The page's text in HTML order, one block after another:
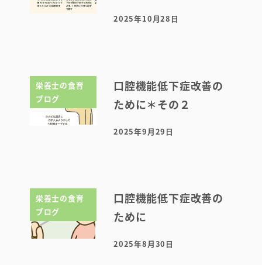
投稿日
2025年10月28日
栄養士の食育
ブログ
口腔機能低下症改善の
ために＊その２
投稿日
2025年9月29日
栄養士の食育
ブログ
口腔機能低下症改善の
ために
投稿日
2025年8月30日